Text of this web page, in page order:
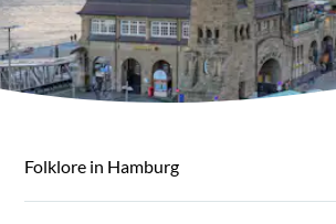
Folklore in Hamburg